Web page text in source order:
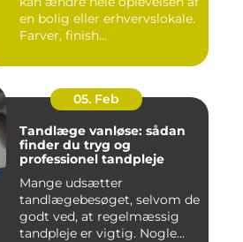
en bolig eller erhvervslokale.
Farver, finish...
05. Feb
Tandlæge vanløse: sådan
finder du tryg og
professionel tandpleje
Mange udsætter
tandlægebesøget, selvom de
godt ved, at regelmæssig
tandpleje er vigtig. Nogle